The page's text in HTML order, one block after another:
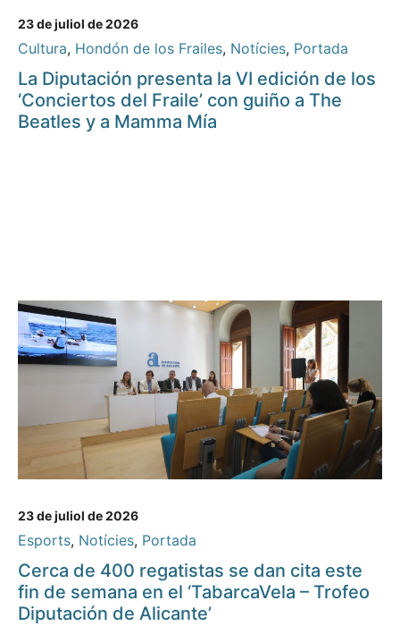
23 de juliol de 2026
Cultura, Hondón de los Frailes, Notícies, Portada
La Diputación presenta la VI edición de los
‘Conciertos del Fraile’ con guiño a The
Beatles y a Mamma Mía
23 de juliol de 2026
Esports, Notícies, Portada
Cerca de 400 regatistas se dan cita este
fin de semana en el ‘TabarcaVela – Trofeo
Diputación de Alicante’